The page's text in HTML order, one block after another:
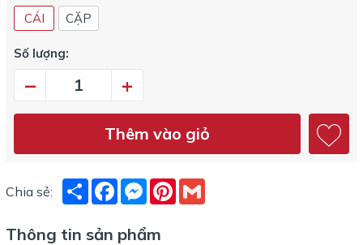
CÁI
CẶP
Số lượng:
– +
Thêm vào giỏ
Chia sẻ: ShareFacebookMessenger
Pinterest
Thông tin sản phẩm